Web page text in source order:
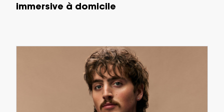
immersive à domicile